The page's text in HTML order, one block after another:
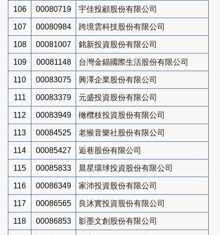
106 00080719 宇佳投顧股份有限公司
107 00080984 跨境雲科技股份有限公司
108 00081007 銘新投資股份有限公司
109 00081148 台灣金錨國際生活股份有限公司
110 00083075 興澤企業股份有限公司
111 00083379 元盛投資股份有限公司
112 00083949 橄欖枝投資股份有限公司
113 00084525 老猴音樂社股份有限公司
114 00085427 逅巷股份有限公司
115 00085833 晨星環球投資股份有限公司
116 00086349 家沛投資股份有限公司
117 00086565 良沐實投資股份有限公司
118 00086853 影墨文創股份有限公司